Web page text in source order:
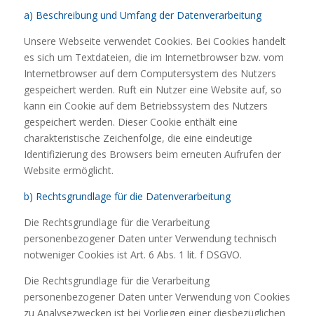
a) Beschreibung und Umfang der Datenverarbeitung
Unsere Webseite verwendet Cookies. Bei Cookies handelt
es sich um Textdateien, die im Internetbrowser bzw. vom
Internetbrowser auf dem Computersystem des Nutzers
gespeichert werden. Ruft ein Nutzer eine Website auf, so
kann ein Cookie auf dem Betriebssystem des Nutzers
gespeichert werden. Dieser Cookie enthält eine
charakteristische Zeichenfolge, die eine eindeutige
Identifizierung des Browsers beim erneuten Aufrufen der
Website ermöglicht.
b) Rechtsgrundlage für die Datenverarbeitung
Die Rechtsgrundlage für die Verarbeitung
personenbezogener Daten unter Verwendung technisch
notweniger Cookies ist Art. 6 Abs. 1 lit. f DSGVO.
Die Rechtsgrundlage für die Verarbeitung
personenbezogener Daten unter Verwendung von Cookies
zu Analysezwecken ist bei Vorliegen einer diesbezüglichen